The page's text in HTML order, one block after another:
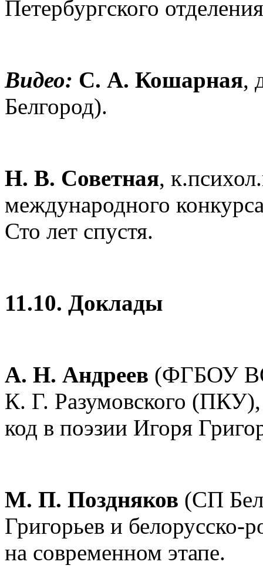
Петербургского
Видео: С. А. Кошарная,
Белгород).
Н. В. Советная,
международного
Сто лет спустя.
11.10. Доклады
А. Н. Андреев (ФГБОУ
К. Г. Разумовского
код в поэзии Игоря
М. П. Поздняков (СП
Григорьев и белорусско-
на современном этапе.